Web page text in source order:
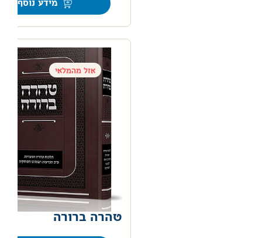
מידע נוסף
אזל מהמלאי
טהרה ברורה